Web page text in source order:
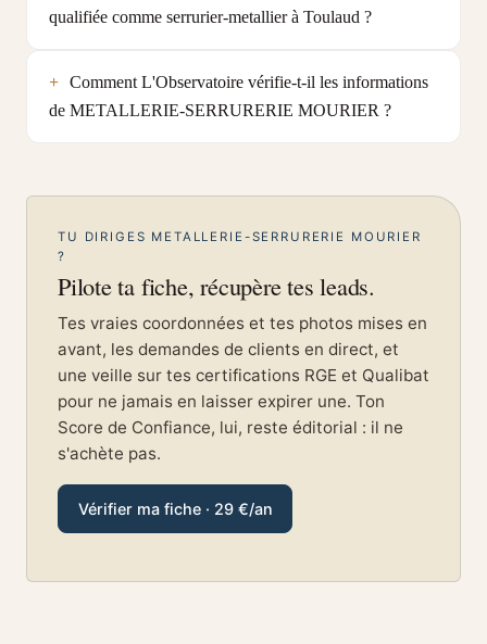
qualifiée comme serrurier-metallier à Toulaud ?
Comment L'Observatoire vérifie-t-il les informations
de METALLERIE-SERRURERIE MOURIER ?
TU DIRIGES METALLERIE-SERRURERIE MOURIER
?
Pilote ta fiche, récupère tes leads.
Tes vraies coordonnées et tes photos mises en
avant, les demandes de clients en direct, et
une veille sur tes certifications RGE et Qualibat
pour ne jamais en laisser expirer une. Ton
Score de Confiance, lui, reste éditorial : il ne
s'achète pas.
Vérifier ma fiche · 29 €/an